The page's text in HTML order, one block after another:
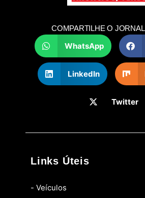
COMPARTILHE O
WhatsApp
LinkedIn
Twitter
Links Úteis
- Veículos